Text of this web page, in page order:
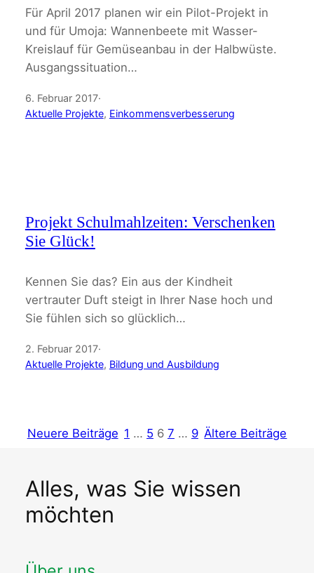
Für April 2017 planen wir ein Pilot-Projekt in
und für Umoja: Wannenbeete mit Wasser-
Kreislauf für Gemüseanbau in der Halbwüste.
Ausgangssituation…
6. Februar 2017·
Aktuelle Projekte, Einkommensverbesserung
Projekt Schulmahlzeiten: Verschenken
Sie Glück!
Kennen Sie das? Ein aus der Kindheit
vertrauter Duft steigt in Ihrer Nase hoch und
Sie fühlen sich so glücklich…
2. Februar 2017·
Aktuelle Projekte, Bildung und Ausbildung
Neuere Beiträge 1 … 5 6 7 … 9 Ältere Beiträge
Alles, was Sie wissen
möchten